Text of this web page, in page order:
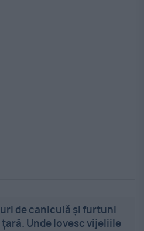
de caniculă și furtuni
Unde lovesc vijeliile